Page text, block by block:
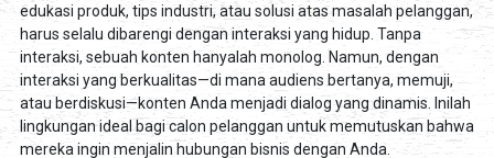
edukasi produk, tips industri, atau solusi atas masalah pelanggan,
harus selalu dibarengi dengan interaksi yang hidup. Tanpa
interaksi, sebuah konten hanyalah monolog. Namun, dengan
interaksi yang berkualitas—di mana audiens bertanya, memuji,
atau berdiskusi—konten Anda menjadi dialog yang dinamis. Inilah
lingkungan ideal bagi calon pelanggan untuk memutuskan bahwa
mereka ingin menjalin hubungan bisnis dengan Anda.